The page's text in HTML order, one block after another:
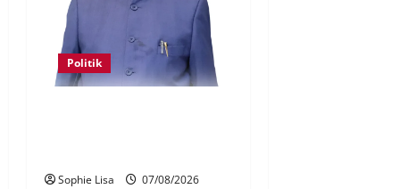
Politik
Sophie Lisa 07/08/2026